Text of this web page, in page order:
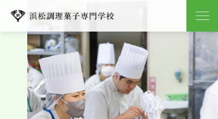
学校紹介
学科紹介
キャンパスライフ